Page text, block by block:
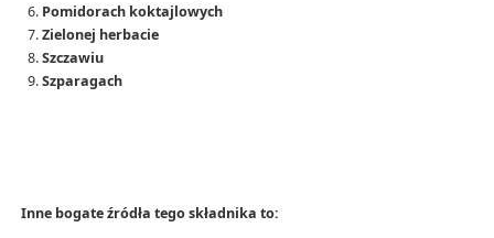
Pomidorach koktajlowych
Zielonej herbacie
Szczawiu
Szparagach
Inne bogate źródła tego składnika to: